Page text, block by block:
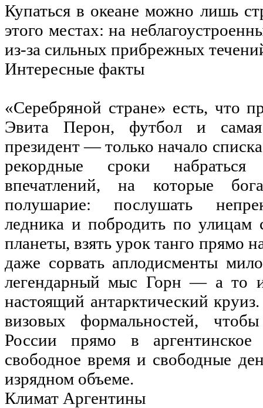
Купаться в океане можно лишь
этого местах: на
из-за сильных прибрежных
Интересные факты
«Серебряной стране» есть, что
Эвита Перон, футбол и
президент — только начало
рекордные сроки
впечатлений, на которые
полушарие: послушать
ледника и побродить по улицам
планеты, взять урок танго прямо
даже сорвать аплодисменты
легендарный мыс Горн — а то и
настоящий антарктический
визовых формальностей,
России прямо в
свободное время и свободные
изрядном объеме.
Климат Аргентины